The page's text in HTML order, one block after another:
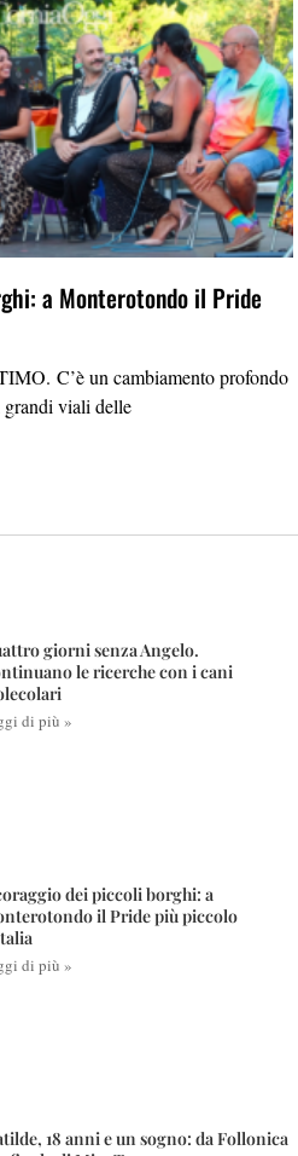
a Monterotondo il Pride
C’è un cambiamento profondo
grandi viali delle
giorni senza Angelo.
le ricerche con i cani
di più »
dei piccoli borghi: a
il Pride più piccolo
di più »
18 anni e un sogno: da Follonica